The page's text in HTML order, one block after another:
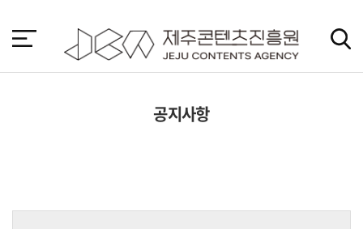
바
가
공지사항